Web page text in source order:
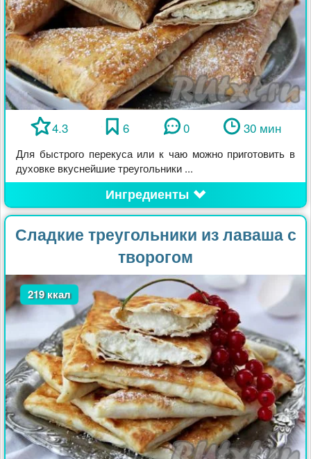
4.3 6 0 30 мин
Для быстрого перекуса или к чаю можно приготовить в
духовке вкуснейшие треугольники ...
Ингредиенты
Сладкие треугольники из лаваша с
творогом
219 ккал